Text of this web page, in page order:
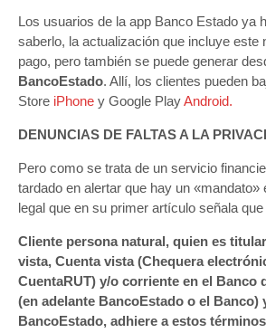
Los usuarios de la app Banco Estado ya
saberlo, la actualización que incluye este
pago, pero también se puede generar
BancoEstado. Allí, los clientes pueden
Store iPhone y Google PlayAndroid.
DENUNCIAS DE FALTAS A LA
Pero como se trata de un servicio
tardado en alertar que hay un «mandato»
legal que en su primer artículo señala que
Cliente persona natural, quien es
vista, Cuenta vista (Chequera
CuentaRUT) y/o corriente en el Banco
(en adelante BancoEstado o el Banco)
BancoEstado, adhiere a estos